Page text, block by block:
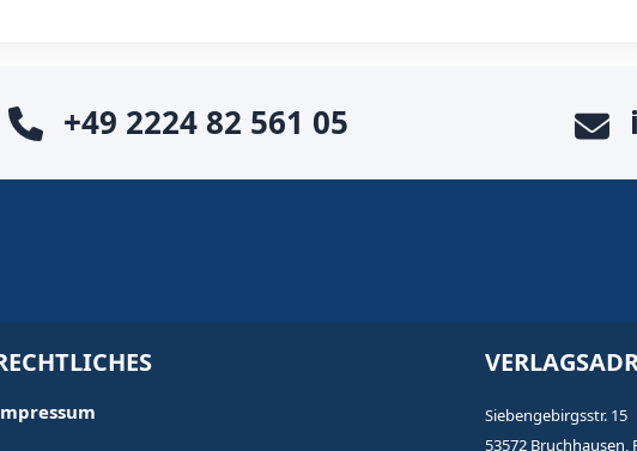
+49 2224 82 561 05
Siebengebirgsstr. 15
53572 Bruchhausen,